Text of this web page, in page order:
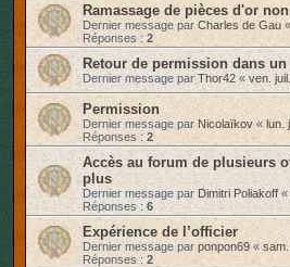
Ramassage de pièces d'or
Dernier message par Charles de Gau
Réponses : 2
Retour de permission dans
Dernier message parThor42 « ven.
Permission
Dernier message par Nicolaïkov « lun.
Réponses : 2
Accès au forum de plusieurs
plus
Dernier message par Dimitri Poliakoff «
Réponses : 6
Expérience de l’officier
Dernier message par ponpon69 «
Réponses : 2